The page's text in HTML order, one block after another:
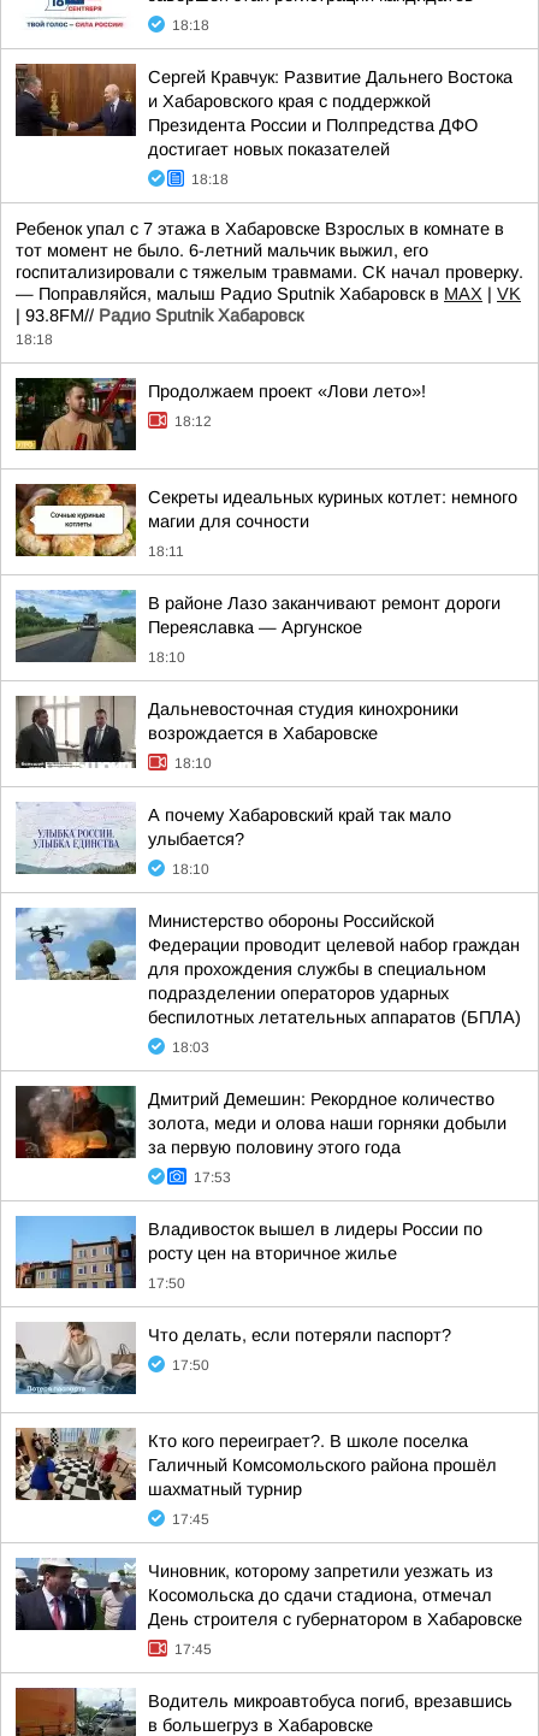
18:18
Сергей Кравчук: Развитие Дальнего Востока
и Хабаровского края с поддержкой
Президента России и Полпредства ДФО
достигает новых показателей
18:18
Ребенок упал с 7 этажа в Хабаровске Взрослых в комнате в
тот момент не было. 6-летний мальчик выжил, его
госпитализировали с тяжелым травмами. СК начал проверку.
— Поправляйся, малыш Радио Sputnik Хабаровск в MAX | VK
| 93.8FM// Радио Sputnik Хабаровск
18:18
Продолжаем проект «Лови лето»!
18:12
Секреты идеальных куриных котлет: немного
магии для сочности
18:11
В районе Лазо заканчивают ремонт дороги
Переяславка — Аргунское
18:10
Дальневосточная студия кинохроники
возрождается в Хабаровске
18:10
А почему Хабаровский край так мало
улыбается?
18:10
Министерство обороны Российской
Федерации проводит целевой набор граждан
для прохождения службы в специальном
подразделении операторов ударных
беспилотных летательных аппаратов (БПЛА)
18:03
Дмитрий Демешин: Рекордное количество
золота, меди и олова наши горняки добыли
за первую половину этого года
17:53
Владивосток вышел в лидеры России по
росту цен на вторичное жилье
17:50
Что делать, если потеряли паспорт?
17:50
Кто кого переиграет?. В школе поселка
Галичный Комсомольского района прошёл
шахматный турнир
17:45
Чиновник, которому запретили уезжать из
Косомольска до сдачи стадиона, отмечал
День строителя с губернатором в Хабаровске
17:45
Водитель микроавтобуса погиб, врезавшись
в большегруз в Хабаровске